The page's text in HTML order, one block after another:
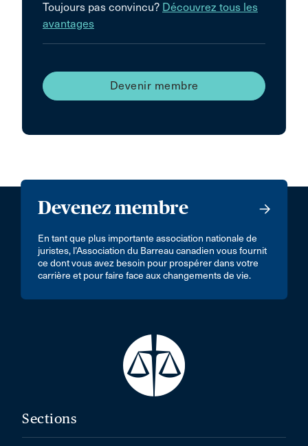
Toujours pas convincu? Découvrez tous les
avantages
Devenir membre
Devenez membre
En tant que plus importante association nationale de
juristes, l’Association du Barreau canadien vous fournit
ce dont vous avez besoin pour prospérer dans votre
carrière et pour faire face aux changements de vie.
Sections